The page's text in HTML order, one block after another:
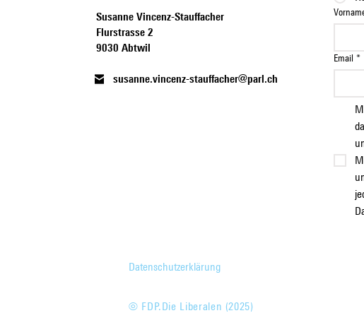
Susanne Vincenz-Stauffacher
Flurstrasse 2
9030 Abtwil
susanne.vincenz-stauffacher@parl.ch
Email *
Datenschutzerklärung
© FDP.Die Liberalen (2025)